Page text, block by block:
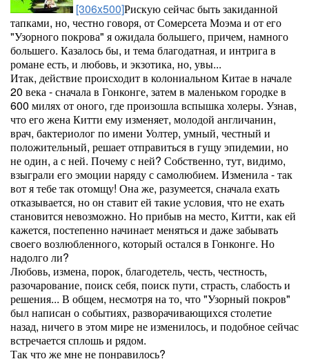
[306x500]Рискую сейчас быть закиданной
тапками, но, честно говоря, от Сомерсета Моэма и от его
"Узорного покрова" я ожидала большего, причем, намного
большего. Казалось бы, и тема благодатная, и интрига в
романе есть, и любовь, и экзотика, но, увы...
Итак, действие происходит в колониальном Китае в начале
20 века - сначала в Гонконге, затем в маленьком городке в
600 милях от оного, где произошла вспышка холеры. Узнав,
что его жена Китти ему изменяет, молодой англичанин,
врач, бактериолог по имени Уолтер, умный, честный и
положительный, решает отправиться в гущу эпидемии, но
не один, а с ней. Почему с ней? Собственно, тут, видимо,
взыграли его эмоции наряду с самолюбием. Изменила - так
вот я тебе так отомщу! Она же, разумеется, сначала ехать
отказывается, но он ставит ей такие условия, что не ехать
становится невозможно. Но прибыв на место, Китти, как ей
кажется, постепенно начинает меняться и даже забывать
своего возлюбленного, который остался в Гонконге. Но
надолго ли?
Любовь, измена, порок, благодетель, честь, честность,
разочарование, поиск себя, поиск пути, страсть, слабость и
решения... В общем, несмотря на то, что "Узорный покров"
был написан о событиях, разворачивающихся столетие
назад, ничего в этом мире не изменилось, и подобное сейчас
встречается сплошь и рядом.
Так что же мне не понравилось?